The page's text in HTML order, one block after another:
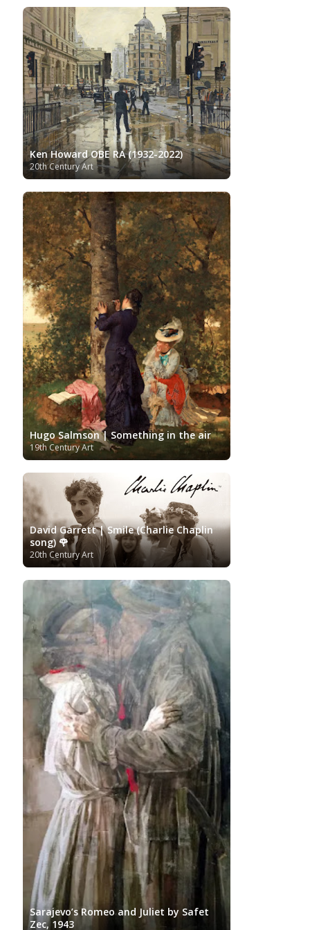
Gallery Ukrainian Art Uzbekistan painter
Gogh Van Gogh Museum Verist painter
and Albert Museum
Vietnamese Art
Artists Youtube
Ken Howard OBE RA (1932-2022)
20th Century Art
Hugo Salmson | Something in the air
19th Century Art
David Garrett | Smile (Charlie Chaplin
song) 🌹
20th Century Art
Sarajevo’s Romeo and Juliet by Safet
Zec, 1943